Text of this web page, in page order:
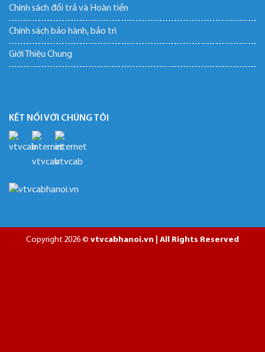
Chính sách đổi trả và Hoàn tiền
Chính sách bảo hành, bảo trì
Giới Thiệu Chung
KẾT NỐI VỚI CHÚNG TÔI
Copyright 2026 © vtvcabhanoi.vn | All Rights Reserved